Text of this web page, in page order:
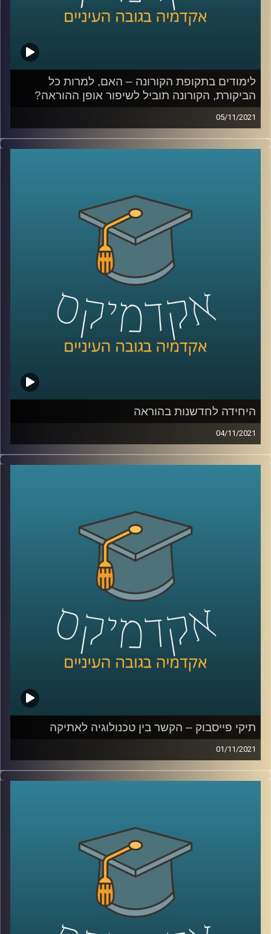
לימודים בתקופת הקורונה – האם, למרות כל
הביקורת, הקורונה תוביל לשיפור אופן ההוראה?
05/11/2021
הקורונה שינתה את האופן בו התנהלו הרבה ענפים ותחומים
ובהם גם ההוראה. וכך,כרעם ביום בהיר קיבלו כל העוסקים
עידן אלמוג, ראש היחידה לחדשנות בהוראה באוניברסיטת
רייכמן מספר על ההשפעות של הקורונה על הלמידה, האם
הקורונה הובילה לשינוי חיובי או שלילי באקדמיה ומה
מהשינויים שנעשו כהתאמות למצאת אך "כאן כדי להישאר".
לשיחה על היחידה לחדשנות בהוראה – לחצו כאן
לשיחה על למידת העתיד – לחצו כאן
היחידה לחדשנות בהוראה
04/11/2021
בשנים האחרונות, עם כניסת הטכנולוגיה לחיינו, חלו שינויים
משמעותיים בכל תחומי החיים: אנחנו מנהלים שיחות ארוכות
נפתרות בלחיצת כפתור. בעוד שוק העבודה משתנה בכל רגע,
נדמה שהאקדמיה, שאמורה להכשיר את בוגריה להתאים לשוק
זה, קופאת על שמריה.
בפרק הזה נדבר עם עידן אלמוג, ראש היחידה לחדשנות
בהוראה על פעילות היחידה, ההתאמות שנעשות באוניברסיטת
ריכמן להכנת הבוגרים לעולם התעסוקה החדש וכיצד הופכים
את הליך הלמידה למשמעותי יותר.
לשיחה על למידה בימי קורונה –לחצו כאן
קרדיט תמונות:AudioVersity
תיקי פייסבוק – הקשר בין טכנולוגיה לאתיקה
01/11/2021
פיסבוק העדיפה למקסם את רווחיה על פני בטיחות
בשיחה עם ד"ר אביב גאון, מנהל בית הספר הארי רדזינר
למשפטים ומומחה למשפט וטכנולוגיה, נדבר על החובה
החוקית והמוסרית של ענקיות הטכנולוגיה ועל נקודות המפגש
של תחום האתיקה עם תחום הטכנולוגיה.
לשיחה עם ד"ר אביב גאון על הקשר בין משפט וטכנולוגיה –